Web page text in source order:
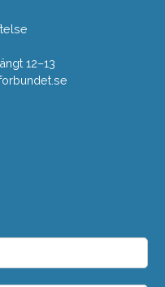
12–13